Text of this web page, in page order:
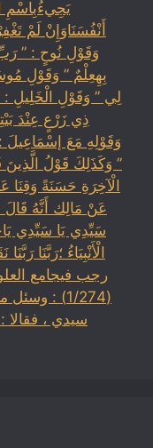
يَجِيءُبِاسْمِ
أَنْفُسَنَاوَإِنْ لَمْ
وَقَوْلِ نُوحٍ : ”
بِهِعِلْمٌ ” وَقَوْلِ
لِي ” وَقَوْلِ الْخَلِيلِ :
ذِي زَرْعٍ عِنْدَ
وَقَوْلِهِ مَعَ إسْمَاعِيلَ :
” وَكَذَلِكَ قَوْلُ الَّذِينَ
الْآخِرَةِ حَسَنَةً وَقِنَا
عَنْ مَالِك أَنَّهُ
سَيِّدِي يَا سَيِّدِي
الْأَنْبِيَاءُ ؛رَبَّنَا
رجب فيجامع
(1/274) :
سيدي ،